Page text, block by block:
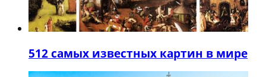
512 самых известных картин в мире